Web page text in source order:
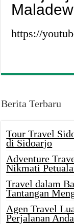
https://
Berita Terbaru
Tour Travel
di Sidoarjo
Adventure
Nikmati
Travel dalam
Tantangan
Agen Travel
Perjalanan